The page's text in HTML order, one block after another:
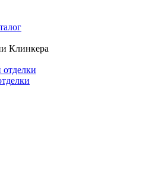
Клинкера
отделки